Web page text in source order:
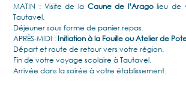
MATIN : Visite de la Caune de l’Aragolieu de
Tautavel.
Déjeuner sous forme de panier repas.
APRÈS-MIDI : Initiation à la Fouille ou Atelier de
Départ et route de retour vers votre région.
Fin de votre voyage scolaire à Tautavel.
Arrivée dans la soirée à votre établissement.